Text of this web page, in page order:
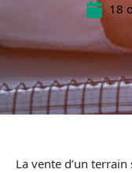
18
La vente d’un terrain